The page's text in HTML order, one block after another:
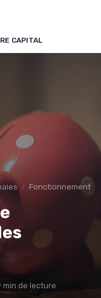
CAPITAL
Fonctionnement
min de lecture